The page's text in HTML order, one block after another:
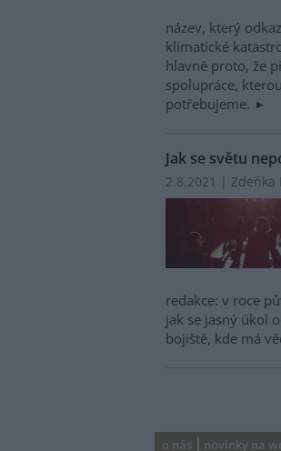
název, který
klimatické
hlavně proto, že
spolupráce,
potřebujeme.
Jak se světu
2.8.2021 | Zdeňka
redakce: v roce
jak se jasný úkol
bojiště, kde má
o nás novinky na